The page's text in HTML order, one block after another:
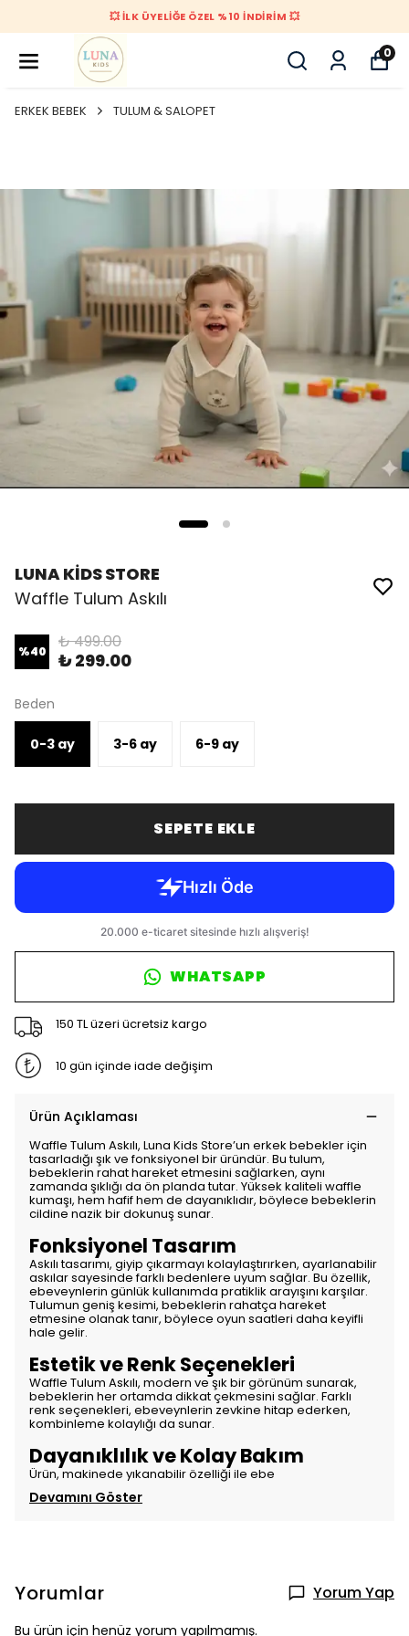
💥 İLK ÜYELİĞE ÖZEL %10 İNDİRİM 💥
0
ERKEK BEBEK TULUM & SALOPET
LUNA KİDS STORE
Waffle Tulum Askılı
%40 ₺ 499.00
₺ 299.00
Beden
0-3 ay 3-6 ay 6-9 ay
SEPETE EKLE
WHATSAPP
150 TL üzeri ücretsiz kargo
10 gün içinde iade değişim
Ürün Açıklaması
Waffle Tulum Askılı, Luna Kids Store’un erkek bebekler için
tasarladığı şık ve fonksiyonel bir üründür. Bu tulum,
bebeklerin rahat hareket etmesini sağlarken, aynı
zamanda şıklığı da ön planda tutar. Yüksek kaliteli waffle
kumaşı, hem hafif hem de dayanıklıdır, böylece bebeklerin
cildine nazik bir dokunuş sunar.
Fonksiyonel Tasarım
Askılı tasarımı, giyip çıkarmayı kolaylaştırırken, ayarlanabilir
askılar sayesinde farklı bedenlere uyum sağlar. Bu özellik,
ebeveynlerin günlük kullanımda pratiklik arayışını karşılar.
Tulumun geniş kesimi, bebeklerin rahatça hareket
etmesine olanak tanır, böylece oyun saatleri daha keyifli
hale gelir.
Estetik ve Renk Seçenekleri
Waffle Tulum Askılı, modern ve şık bir görünüm sunarak,
bebeklerin her ortamda dikkat çekmesini sağlar. Farklı
renk seçenekleri, ebeveynlerin zevkine hitap ederken,
kombinleme kolaylığı da sunar.
Dayanıklılık ve Kolay Bakım
Ürün, makinede yıkanabilir özelliği ile ebe
Devamını Göster
Yorumlar Yorum Yap
Bu ürün için henüz yorum yapılmamış.